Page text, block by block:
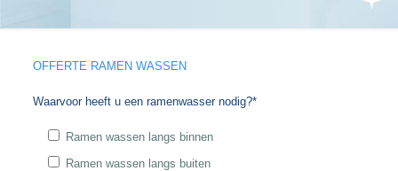
OFFERTE RAMEN WASSEN
Waarvoor heeft u een ramenwasser nodig?*
Ramen wassen langs binnen
Ramen wassen langs buiten